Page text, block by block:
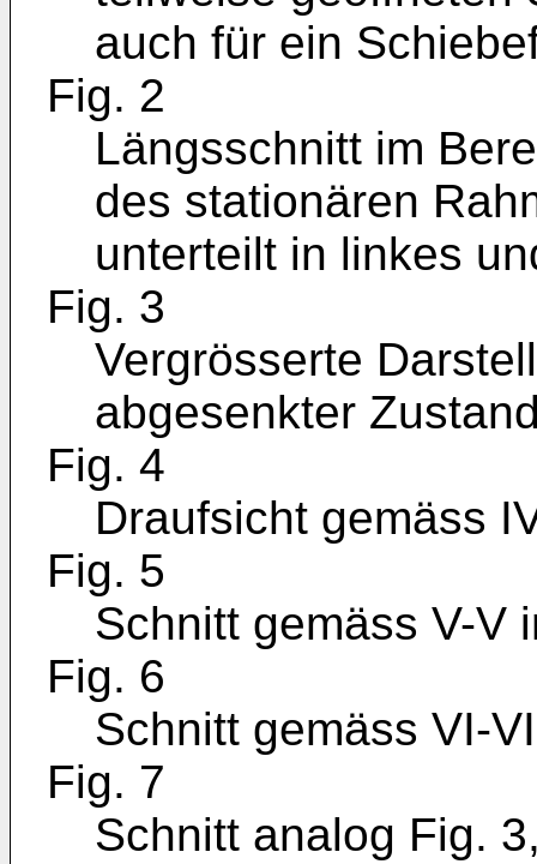
auch für ein
Fig. 2
Längsschnitt im
des stationären
unterteilt in linkes
Fig. 3
Vergrösserte
abgesenkter
Fig. 4
Draufsicht gemäss
Fig. 5
Schnitt gemäss V-V
Fig. 6
Schnitt gemäss VI-
Fig. 7
Schnitt analog Fig.